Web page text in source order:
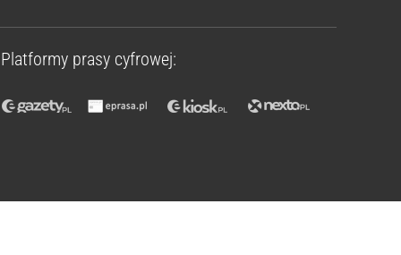
Platformy prasy cyfrowej: